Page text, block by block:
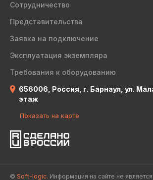
Сотрудничество
Представительства
Заявка на подключение
Эксплуатация экземпляра
Требования к оборудованию
656006, Россия, г. Барнаул, ул.
этаж
Показать на карте
© Soft-logic. Информация на сайте не является